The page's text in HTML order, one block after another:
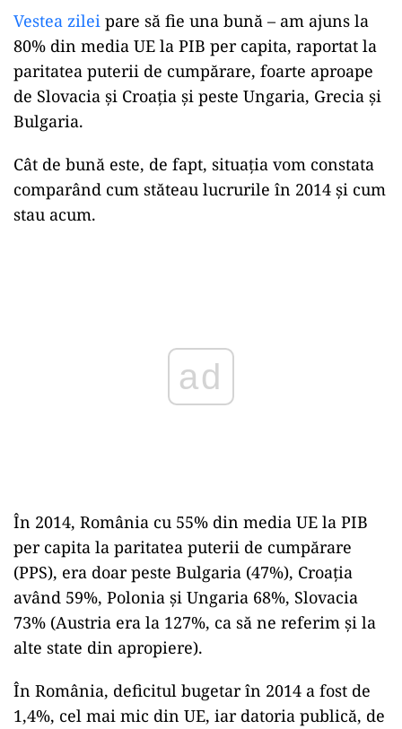
Vestea zilei pare să fie una bună – am ajuns la
80% din media UE la PIB per capita, raportat la
paritatea puterii de cumpărare, foarte aproape
de Slovacia și Croația și peste Ungaria, Grecia și
Bulgaria.
Cât de bună este, de fapt, situația vom constata
comparând cum stăteau lucrurile în 2014 și cum
stau acum.
ad
În 2014, România cu 55% din media UE la PIB
per capita la paritatea puterii de cumpărare
(PPS), era doar peste Bulgaria (47%), Croația
având 59%, Polonia și Ungaria 68%, Slovacia
73% (Austria era la 127%, ca să ne referim și la
alte state din apropiere).
În România, deficitul bugetar în 2014 a fost de
1,4%, cel mai mic din UE, iar datoria publică, de